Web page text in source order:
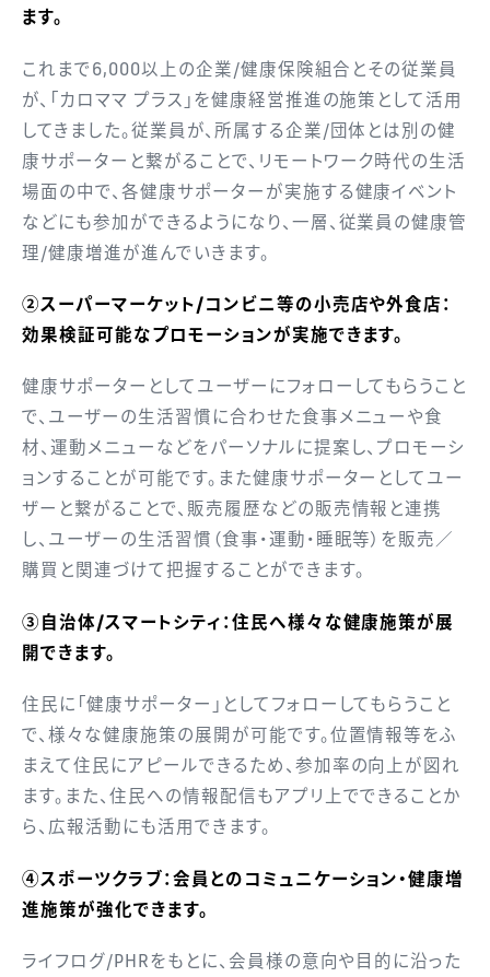
ます。
これまで6,000以上の企業/健康保険組合とその従業員
が、「カロママ プラス」を健康経営推進の施策として活用
してきました。従業員が、所属する企業/団体とは別の健
康サポーターと繋がることで、リモートワーク時代の生活
場面の中で、各健康サポーターが実施する健康イベント
などにも参加ができるようになり、一層、従業員の健康管
理/健康増進が進んでいきます。
②スーパーマーケット/コンビニ等の小売店や外食店：
効果検証可能なプロモーションが実施できます。
健康サポーターとしてユーザーにフォローしてもらうこと
で、ユーザーの生活習慣に合わせた食事メニューや食
材、運動メニューなどをパーソナルに提案し、プロモーシ
ョンすることが可能です。また健康サポーターとしてユー
ザーと繋がることで、販売履歴などの販売情報と連携
し、ユーザーの生活習慣（食事・運動・睡眠等）を販売／
購買と関連づけて把握することができます。
③自治体/スマートシティ：住民へ様々な健康施策が展
開できます。
住民に「健康サポーター」としてフォローしてもらうこと
で、様々な健康施策の展開が可能です。位置情報等をふ
まえて住民にアピールできるため、参加率の向上が図れ
ます。また、住民への情報配信もアプリ上でできることか
ら、広報活動にも活用できます。
④スポーツクラブ：会員とのコミュニケーション・健康増
進施策が強化できます。
ライフログ/PHRをもとに、会員様の意向や目的に沿った